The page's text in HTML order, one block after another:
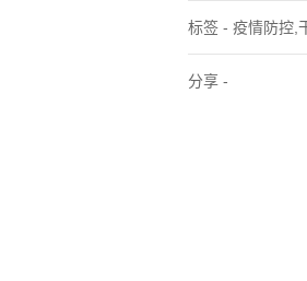
标签 - 疫情防控,
分享 -